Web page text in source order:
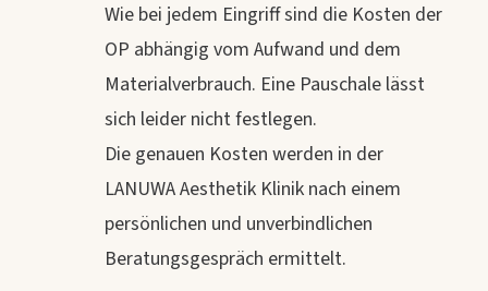
Wie bei jedem Eingriff sind die Kosten der
OP abhängig vom Aufwand und dem
Materialverbrauch. Eine Pauschale lässt
sich leider nicht festlegen.
Die genauen Kosten werden in der
LANUWA Aesthetik Klinik nach einem
persönlichen und unverbindlichen
Beratungsgespräch ermittelt.